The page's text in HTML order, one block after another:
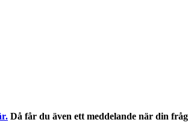
Då får du även ett meddelande när din